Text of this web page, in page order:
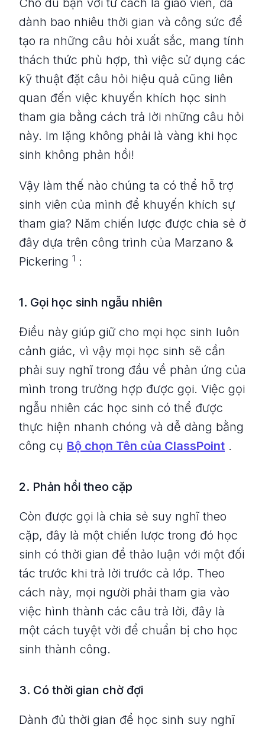
Cho dù bạn với tư cách là giáo viên, đã
dành bao nhiêu thời gian và công sức để
tạo ra những câu hỏi xuất sắc, mang tính
thách thức phù hợp, thì việc sử dụng các
kỹ thuật đặt câu hỏi hiệu quả cũng liên
quan đến việc khuyến khích học sinh
tham gia bằng cách trả lời những câu hỏi
này. Im lặng không phải là vàng khi học
sinh không phản hồi!
Vậy làm thế nào chúng ta có thể hỗ trợ
sinh viên của mình để khuyến khích sự
tham gia? Năm chiến lược được chia sẻ ở
đây dựa trên công trình của Marzano &
Pickering 1 :
1. Gọi học sinh ngẫu nhiên
Điều này giúp giữ cho mọi học sinh luôn
cảnh giác, vì vậy mọi học sinh sẽ cần
phải suy nghĩ trong đầu về phản ứng của
mình trong trường hợp được gọi. Việc gọi
ngẫu nhiên các học sinh có thể được
thực hiện nhanh chóng và dễ dàng bằng
công cụ Bộ chọn Tên của ClassPoint .
2. Phản hồi theo cặp
Còn được gọi là chia sẻ suy nghĩ theo
cặp, đây là một chiến lược trong đó học
sinh có thời gian để thảo luận với một đối
tác trước khi trả lời trước cả lớp. Theo
cách này, mọi người phải tham gia vào
việc hình thành các câu trả lời, đây là
một cách tuyệt vời để chuẩn bị cho học
sinh thành công.
3. Có thời gian chờ đợi
Dành đủ thời gian để học sinh suy nghĩ